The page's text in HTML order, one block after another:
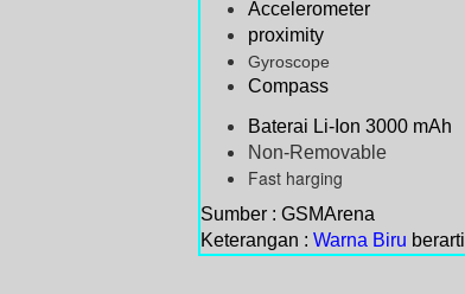
Accelerometer
proximity
Gyroscope
Compass
Baterai Li-Ion 3000 mAh
Non-Removable
Fast harging
Sumber : GSMArena
Keterangan : Warna Biru berarti